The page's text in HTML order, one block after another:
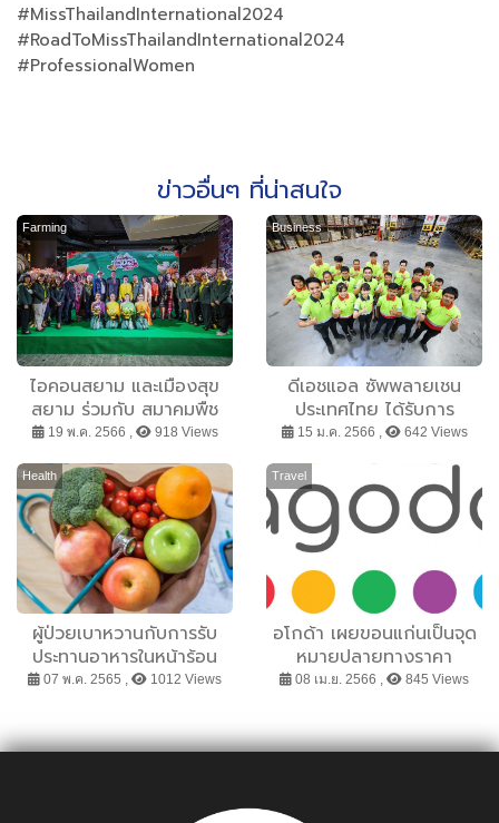
#MissThailandInternational2024
#RoadToMissThailandInternational2024
#ProfessionalWomen
ข่าวอื่นๆ ที่น่าสนใจ
Farming
ไอคอนสยาม และเมืองสุข
สยาม ร่วมกับ สมาคมพืช
สวนแห่งประเทศไทย พร้อม
งานผลไม้สุดยิ่งใหญ่
“Amazing Thai Fruit
Paradise 2023”
19 พ.ค. 2566 , 918 Views
Business
ดีเอชแอล ซัพพลายเชน
ประเทศไทย ได้รับการ
ยกย่องเป็น สถานที่ปฏิบัติ
PLACE TO WORK®) ต่อ
เนื่องปีที่ 2
15 ม.ค. 2566 , 642 Views
Health
ผู้ป่วยเบาหวานกับการรับ
ประทานอาหารในหน้าร้อน
07 พ.ค. 2565 , 1012 Views
Travel
อโกด้า เผยขอนแก่นเป็นจุด
หมายปลายทางราคา
ย่อมเยาที่สุด ในเดือนเมษ
08 เม.ย. 2566 , 845 Views